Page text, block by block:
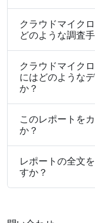
クラウドマイク
どのような調査
クラウドマイク
にはどのような
か？
このレポートを
か？
レポートの全文
すか？